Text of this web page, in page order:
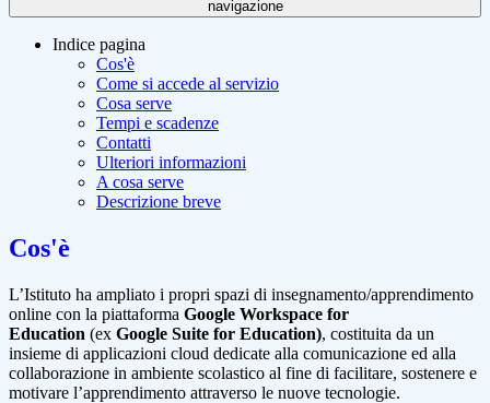
navigazione
Indice pagina
Cos'è
Come si accede al servizio
Cosa serve
Tempi e scadenze
Contatti
Ulteriori informazioni
A cosa serve
Descrizione breve
Cos'è
L’Istituto ha ampliato i propri spazi di insegnamento/apprendimento
online con la piattaforma Google Workspace for
Education (ex Google Suite for Education), costituita da un
insieme di applicazioni cloud dedicate alla comunicazione ed alla
collaborazione in ambiente scolastico al fine di facilitare, sostenere e
motivare l’apprendimento attraverso le nuove tecnologie.